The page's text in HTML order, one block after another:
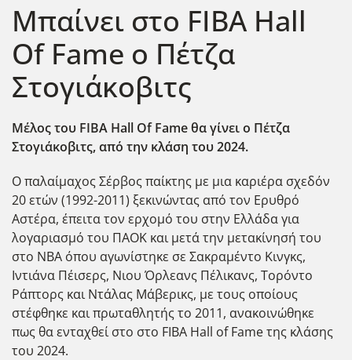
Μπαίνει στο FIBA Hall
Of Fame o Πέτζα
Στογιάκοβιτς
Μέλος του FIBA Hall Of Fame θα γίνει ο Πέτζα
Στογιάκοβιτς, από την κλάση του 2024.
Ο παλαίμαχος Σέρβος παίκτης με μια καριέρα σχεδόν
20 ετών (1992-2011) ξεκινώντας από τον Ερυθρό
Αστέρα, έπειτα τον ερχομό του στην Ελλάδα για
λογαριασμό του ΠΑΟΚ και μετά την μετακίνησή του
στο ΝΒΑ όπου αγωνίστηκε σε Σακραμέντο Κινγκς,
Ιντιάνα Πέισερς, Νιου Όρλεανς Πέλικανς, Τορόντο
Ράπτορς και Ντάλας Μάβερικς, με τους οποίους
στέφθηκε και πρωταθλητής το 2011, ανακοινώθηκε
πως θα ενταχθεί στο στο FIBA Hall of Fame της κλάσης
του 2024.